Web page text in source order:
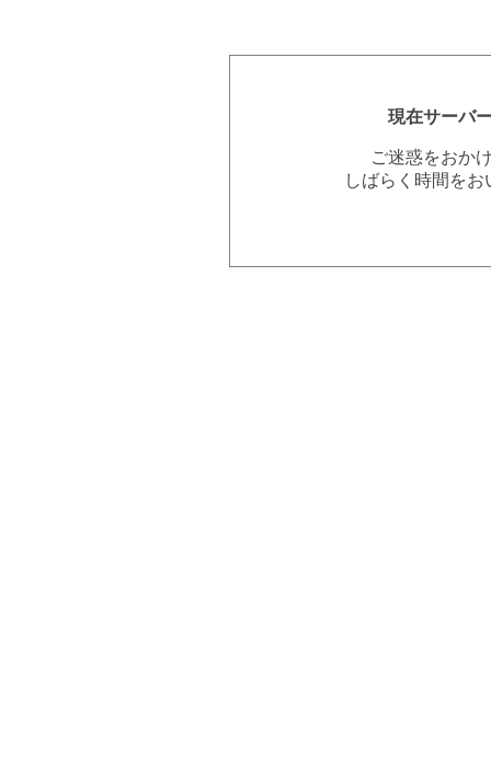
現在サーバ
ご迷惑をおか
しばらく時間を